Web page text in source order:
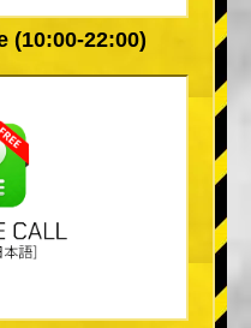
(10:00-22:00)